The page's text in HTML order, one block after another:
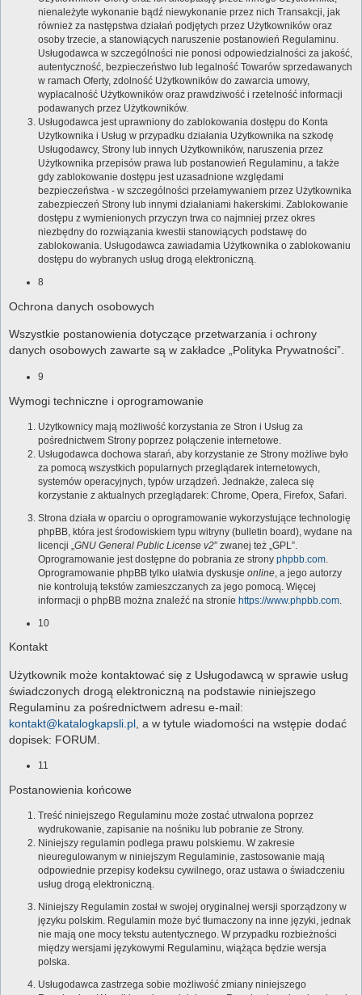
nienależyte wykonanie bądź niewykonanie przez nich Transakcji, jak
również za następstwa działań podjętych przez Użytkowników oraz
osoby trzecie, a stanowiących naruszenie postanowień Regulaminu.
Usługodawca w szczególności nie ponosi odpowiedzialności za jakość,
autentyczność, bezpieczeństwo lub legalność Towarów sprzedawanych
w ramach Oferty, zdolność Użytkowników do zawarcia umowy,
wypłacalność Użytkowników oraz prawdziwość i rzetelność informacji
podawanych przez Użytkowników.
Usługodawca jest uprawniony do zablokowania dostępu do Konta
Użytkownika i Usług w przypadku działania Użytkownika na szkodę
Usługodawcy, Strony lub innych Użytkowników, naruszenia przez
Użytkownika przepisów prawa lub postanowień Regulaminu, a także
gdy zablokowanie dostępu jest uzasadnione względami
bezpieczeństwa - w szczególności przełamywaniem przez Użytkownika
zabezpieczeń Strony lub innymi działaniami hakerskimi. Zablokowanie
dostępu z wymienionych przyczyn trwa co najmniej przez okres
niezbędny do rozwiązania kwestii stanowiących podstawę do
zablokowania. Usługodawca zawiadamia Użytkownika o zablokowaniu
dostępu do wybranych usług drogą elektroniczną.
8
Ochrona danych osobowych
Wszystkie postanowienia dotyczące przetwarzania i ochrony
danych osobowych zawarte są w zakładce „Polityka Prywatności”.
9
Wymogi techniczne i oprogramowanie
Użytkownicy mają możliwość korzystania ze Stron i Usług za
pośrednictwem Strony poprzez połączenie internetowe.
Usługodawca dochowa starań, aby korzystanie ze Strony możliwe było
za pomocą wszystkich popularnych przeglądarek internetowych,
systemów operacyjnych, typów urządzeń. Jednakże, zaleca się
korzystanie z aktualnych przeglądarek: Chrome, Opera, Firefox, Safari.
Strona działa w oparciu o oprogramowanie wykorzystujące technologię
phpBB, która jest środowiskiem typu witryny (bulletin board), wydane na
licencji „ GNU General Public License v2” zwanej też „GPL”.
Oprogramowanie jest dostępne do pobrania ze strony phpbb.com
Oprogramowanie phpBB tylko ułatwia dyskusje online , a jego autorzy
nie kontrolują tekstów zamieszczanych za jego pomocą. Więcej
informacji o phpBB można znaleźć na stronie https://www.phpbb.com
10
Kontakt
Użytkownik może kontaktować się z Usługodawcą w sprawie usług
świadczonych drogą elektroniczną na podstawie niniejszego
Regulaminu za pośrednictwem adresu e-mail:
kontakt@katalogkapsli.pl , a w tytule wiadomości na wstępie dodać
dopisek: FORUM.
11
Postanowienia końcowe
Treść niniejszego Regulaminu może zostać utrwalona poprzez
wydrukowanie, zapisanie na nośniku lub pobranie ze Strony.
Niniejszy regulamin podlega prawu polskiemu. W zakresie
nieuregulowanym w niniejszym Regulaminie, zastosowanie mają
odpowiednie przepisy kodeksu cywilnego, oraz ustawa o świadczeniu
usług drogą elektroniczną.
Niniejszy Regulamin został w swojej oryginalnej wersji sporządzony w
języku polskim. Regulamin może być tłumaczony na inne języki, jednak
nie mają one mocy tekstu autentycznego. W przypadku rozbieżności
między wersjami językowymi Regulaminu, wiążąca będzie wersja
polska.
Usługodawca zastrzega sobie możliwość zmiany niniejszego